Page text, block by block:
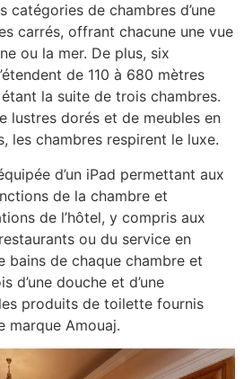
catégories de chambres d’une
carrés, offrant chacune une vue
ou la mer. De plus, six
de 110 à 680 mètres
la suite de trois chambres.
lustres dorés et de meubles en
les chambres respirent le luxe.
d’un iPad permettant aux
de la chambre et
de l’hôtel, y compris aux
ou du service en
bains de chaque chambre et
d’une douche et d’une
produits de toilette fournis
marque Amouaj.